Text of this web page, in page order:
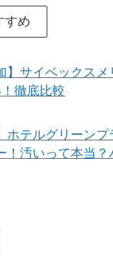
すめ
】サイベックス
徹底比較
ホテルグリーン
！汚いって本当？